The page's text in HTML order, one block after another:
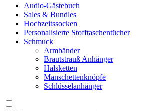
Audio-Gästebuch
Sales & Bundles
Hochzeitssocken
Personalisierte Stofftaschentücher
Schmuck
Armbänder
Brautstrauß Anhänger
Halsketten
Manschettenknöpfe
Schlüsselanhänger